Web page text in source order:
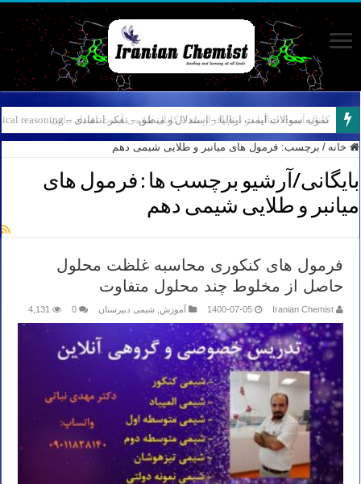
نمونه سوالات آیمت ایتالیا – استدلال و منطق – تفکر انتقادی – Logical reasoning – پارت ۸
کانال آیمت ایتالیا در نرم افزار بله – کانال شیمی آیمت استاد نباتی
خانه / برچسب: فرمول های میانبر و طلایی شیمی دهم
بایگانی/آرشیو برچسب ها : فرمول های
میانبر و طلایی شیمی دهم
فرمول های کنکوری محاسبه غلظت محلول
حاصل از مخلوط چند محلول متفاوت
Iranian Chemist
1400-07-05 آموزش شیمی دبیرستان 0
4,131